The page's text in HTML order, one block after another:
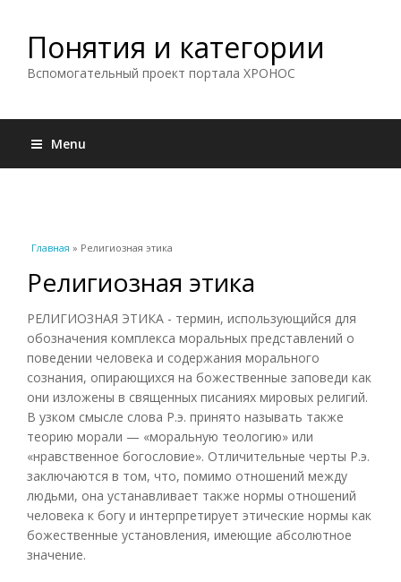
Понятия и категории
Вспомогательный проект портала ХРОНОС
Menu
Вы здесь
Главная » Религиозная этика
Религиозная этика
РЕЛИГИОЗНАЯ ЭТИКА - термин, использующийся для
обозначения комплекса моральных представлений о
поведении человека и содержания морального
сознания, опирающихся на божественные заповеди как
они изложены в священных писаниях мировых религий.
В узком смысле слова Р.э. принято называть также
теорию морали — «моральную теологию» или
«нравственное богословие». Отличительные черты Р.э.
заключаются в том, что, помимо отношений между
людьми, она устанавливает также нормы отношений
человека к богу и интерпретирует этические нормы как
божественные установления, имеющие абсолютное
значение.